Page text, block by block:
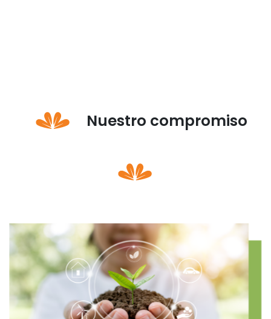
Nuestro compromiso